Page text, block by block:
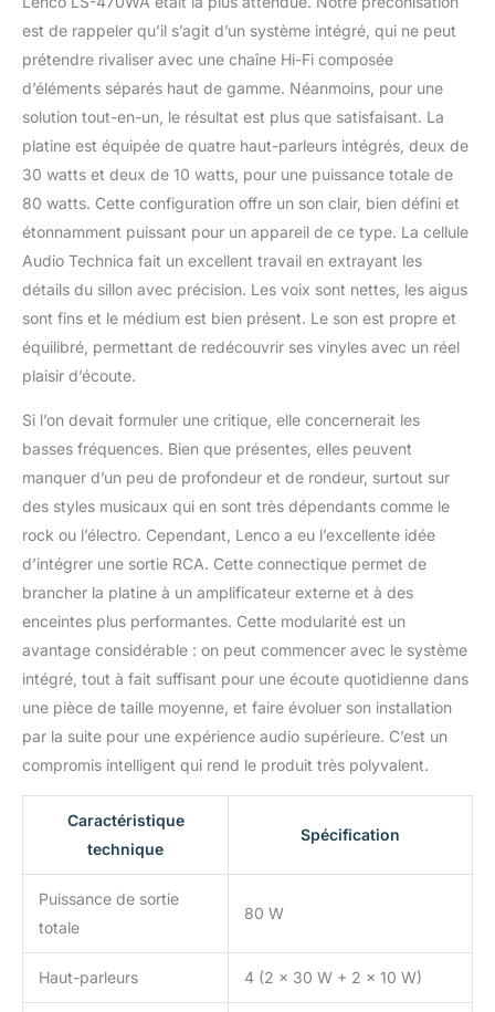
est de rappeler qu’il s’agit d’un système intégré, qui ne peut
prétendre rivaliser avec une chaîne Hi-Fi composée
d’éléments séparés haut de gamme. Néanmoins, pour une
solution tout-en-un, le résultat est plus que satisfaisant. La
platine est équipée de quatre haut-parleurs intégrés, deux de
30 watts et deux de 10 watts, pour une puissance totale de
80 watts. Cette configuration offre un son clair, bien défini et
étonnamment puissant pour un appareil de ce type. La cellule
Audio Technica fait un excellent travail en extrayant les
détails du sillon avec précision. Les voix sont nettes, les aigus
sont fins et le médium est bien présent. Le son est propre et
équilibré, permettant de redécouvrir ses vinyles avec un réel
plaisir d’écoute.
Si l’on devait formuler une critique, elle concernerait les
basses fréquences. Bien que présentes, elles peuvent
manquer d’un peu de profondeur et de rondeur, surtout sur
des styles musicaux qui en sont très dépendants comme le
rock ou l’électro. Cependant, Lenco a eu l’excellente idée
d’intégrer une sortie RCA. Cette connectique permet de
brancher la platine à un amplificateur externe et à des
enceintes plus performantes. Cette modularité est un
avantage considérable : on peut commencer avec le système
intégré, tout à fait suffisant pour une écoute quotidienne dans
une pièce de taille moyenne, et faire évoluer son installation
par la suite pour une expérience audio supérieure. C’est un
compromis intelligent qui rend le produit très polyvalent.
Caractéristique
technique
Spécification
Puissance de sortie
totale
80 W
Haut-parleurs 4 (2 x 30 W + 2 x 10 W)